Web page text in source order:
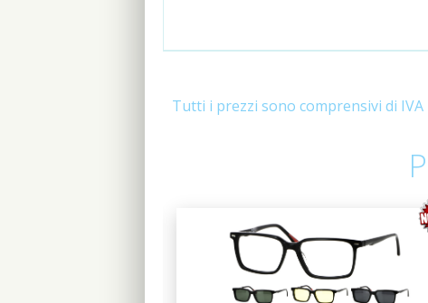
Tutti i prezzi sono comprensivi di IVA